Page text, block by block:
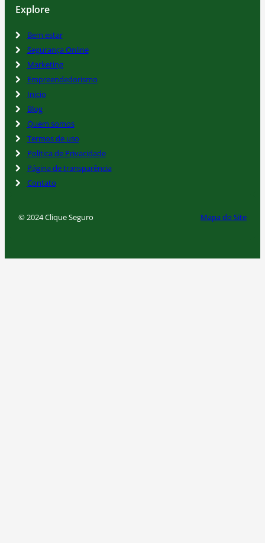
Explore
Bem estar
Segurança Online
Marketing
Empreendedorismo
Inicio
Blog
Quem somos
Termos de uso
Politica de Privacidade
Página de transparência
Contato
© 2024 Clique Seguro Mapa do Site